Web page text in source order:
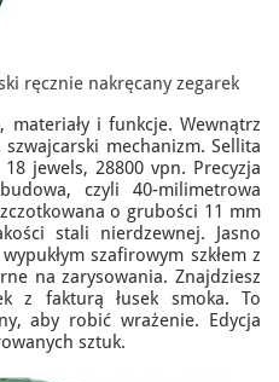
ręcznie nakręcany zegarek
materiały i funkcje. Wewnątrz
mechanizm. Sellita
jewels, 28800 vpn. Precyzja
czyli 40-milimetrowa
o grubości 11 mm
stali nierdzewnej. Jasno
szafirowym szkłem z
na zarysowania. Znajdziesz
z fakturą łusek smoka. To
aby robić wrażenie. Edycja
sztuk.